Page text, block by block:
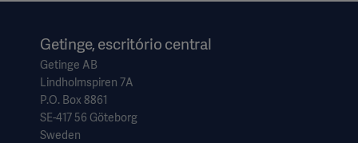
Getinge, escritório central
Getinge AB
Lindholmspiren 7A
P.O. Box 8861
SE-417 56 Göteborg
Sweden